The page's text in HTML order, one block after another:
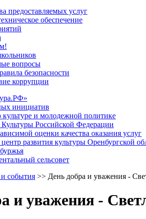
предоставляемых услуг
обеспечение
вопросы
безопасности
коррупции
инициатив
и молодежной политике
Российской Федерации
оценки качества оказания услуг
развития культуры Оренбургской
сельсовет
события >> День добра и уважения -
и уважения -